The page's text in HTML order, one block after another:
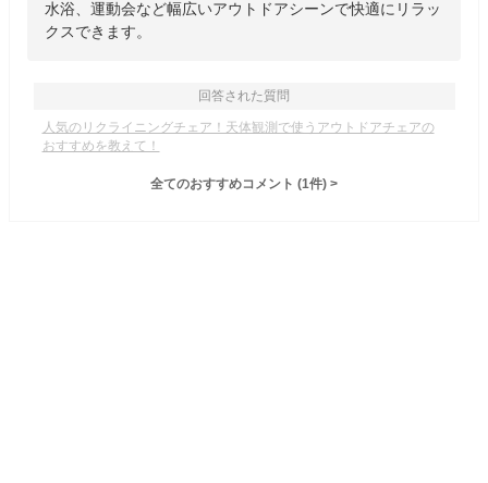
水浴、運動会など幅広いアウトドアシーンで快適にリラッ
クスできます。
回答された質問
人気のリクライニングチェア！天体観測で使うアウトドアチェアの
おすすめを教えて！
全てのおすすめコメント (1件) >